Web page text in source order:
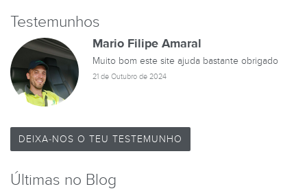
Testemunhos
Mario Filipe Amaral
Muito bom este site ajuda bastante obrigado
21 de Outubro de 2024
DEIXA-NOS O TEU TESTEMUNHO
Últimas no Blog